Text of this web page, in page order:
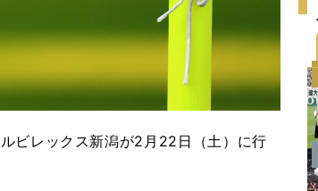
ビレックス新潟が2月22日（土）に行